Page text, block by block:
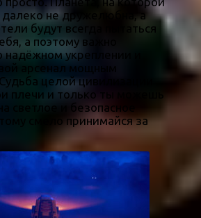
не дружелюбна, а
будут всегда пытаться
а поэтому важно
надёжном укреплении и
арсенал мощным
целой цивилизации
плечи и только ты можешь
светлое и безопасное
смело принимайся за